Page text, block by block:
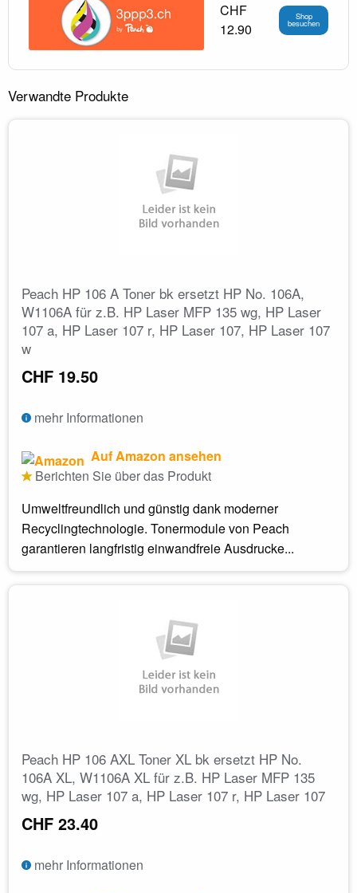
CHF
12.90
Shop
besuchen
Verwandte Produkte
Peach HP 106 A Toner bk ersetzt HP No. 106A,
W1106A für z.B. HP Laser MFP 135 wg, HP Laser
107 a, HP Laser 107 r, HP Laser 107, HP Laser 107
w
CHF 19.50
mehr Informationen
Auf Amazon ansehen
Berichten Sie über das Produkt
Umweltfreundlich und günstig dank moderner
Recyclingtechnologie. Tonermodule von Peach
garantieren langfristig einwandfreie Ausdrucke...
Peach HP 106 AXL Toner XL bk ersetzt HP No.
106A XL, W1106A XL für z.B. HP Laser MFP 135
wg, HP Laser 107 a, HP Laser 107 r, HP Laser 107
CHF 23.40
mehr Informationen